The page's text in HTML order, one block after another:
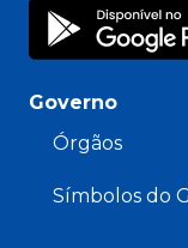
Governo
Órgãos
Símbolos do